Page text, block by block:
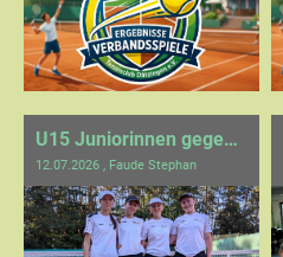
U15 Juniorinnen gegen Weil der Stadt
12.07.2026 , Faude Stephan